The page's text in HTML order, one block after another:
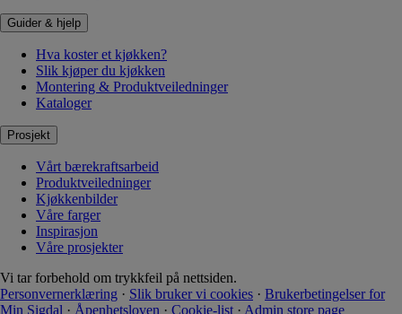
Guider & hjelp
Hva koster et kjøkken?
Slik kjøper du kjøkken
Montering & Produktveiledninger
Kataloger
Prosjekt
Vårt bærekraftsarbeid
Produktveiledninger
Kjøkkenbilder
Våre farger
Inspirasjon
Våre prosjekter
Vi tar forbehold om trykkfeil på nettsiden.
Personvernerklæring · Slik bruker vi cookies · Brukerbetingelser for
Min Sigdal · Åpenhetsloven · Cookie-list · Admin store page